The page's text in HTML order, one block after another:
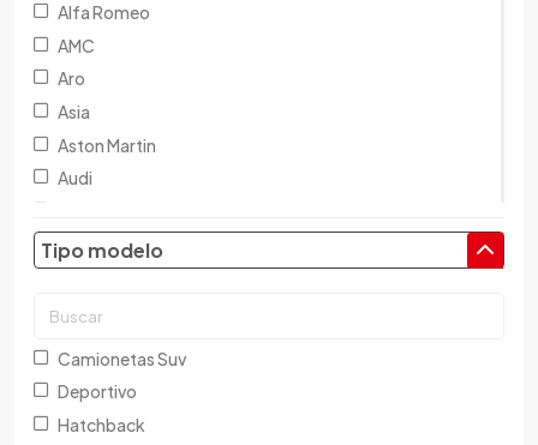
Alfa Romeo
AMC
Aro
Asia
Aston Martin
Audi
Baic
Bentley
Buick
Tipo modelo
Camionetas Suv
Deportivo
Hatchback